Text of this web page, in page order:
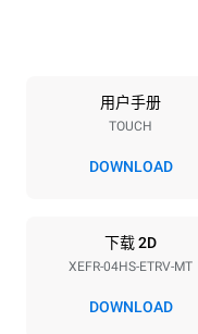
4
烤盘间距
220-240V 1~
用户手册
TOUCH
DOWNLOAD
下载 2D
XEFR-04HS-ETRV-MT
DOWNLOAD